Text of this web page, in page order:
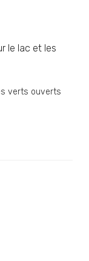
le lac et les
verts ouverts